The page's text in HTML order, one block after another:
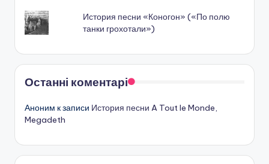
История песни «Коногон» («По полю
танки грохотали»)
Останні коментарі
Аноним к записи История песни A Tout le Monde,
Megadeth